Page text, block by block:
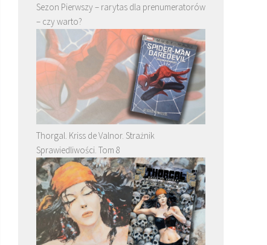
Sezon Pierwszy – rarytas dla prenumeratorów
– czy warto?
Thorgal. Kriss de Valnor. Strażnik
Sprawiedliwości. Tom 8